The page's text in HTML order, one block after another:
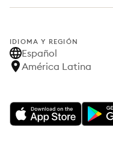
IDIOMA Y REGIÓN
Español
América Latina